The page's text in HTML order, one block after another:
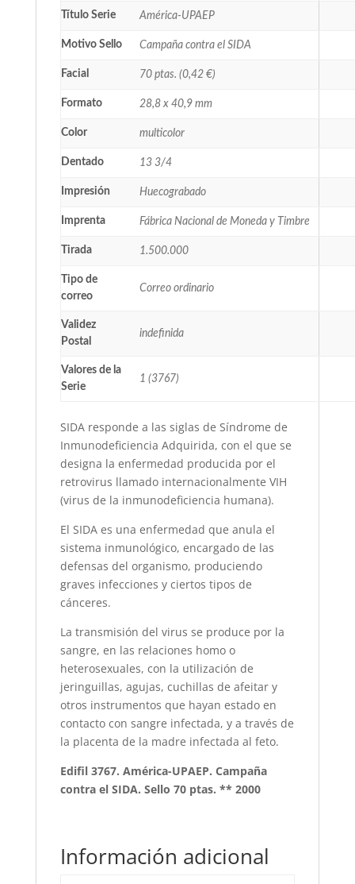
Título Serie América-UPAEP
Motivo Sello Campaña contra el SIDA
Facial 70 ptas. (0,42 €)
Formato 28,8 x 40,9 mm
Color multicolor
Dentado 13 3/4
Impresión Huecograbado
Imprenta Fábrica Nacional de Moneda y Timbre
Tirada 1.500.000
Tipo de
correo
Correo ordinario
Validez
Postal
indefinida
Valores de la
Serie
1 (3767)
SIDA responde a las siglas de Síndrome de
Inmunodeficiencia Adquirida, con el que se
designa la enfermedad producida por el
retrovirus llamado internacionalmente VIH
(virus de la inmunodeficiencia humana).
El SIDA es una enfermedad que anula el
sistema inmunológico, encargado de las
defensas del organismo, produciendo
graves infecciones y ciertos tipos de
cánceres.
La transmisión del virus se produce por la
sangre, en las relaciones homo o
heterosexuales, con la utilización de
jeringuillas, agujas, cuchillas de afeitar y
otros instrumentos que hayan estado en
contacto con sangre infectada, y a través de
la placenta de la madre infectada al feto.
Edifil 3767. América-UPAEP. Campaña
contra el SIDA. Sello 70 ptas. ** 2000
Información adicional